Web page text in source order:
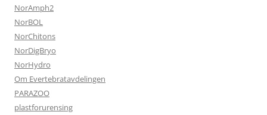
NorAmph2
NorBOL
NorChitons
NorDigBryo
NorHydro
Om Evertebratavdelingen
PARAZOO
plastforurensing